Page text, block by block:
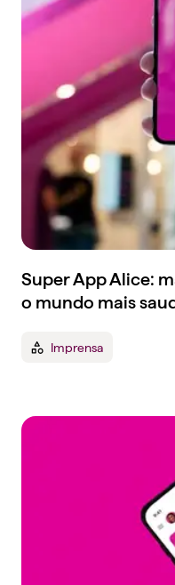
Super App Alice:
o mundo mais
Imprensa